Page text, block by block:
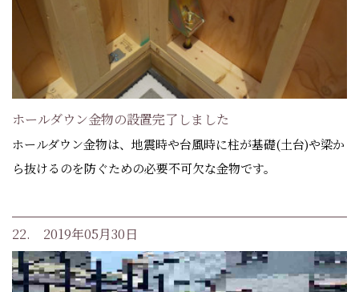
ホールダウン金物の設置完了しました
ホールダウン金物は、地震時や台風時に柱が基礎(土台)や梁か
ら抜けるのを防ぐための必要不可欠な金物です。
22. 2019年05月30日